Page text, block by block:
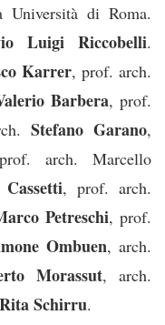
Università di Roma.
Luigi Riccobelli.
Karrer, prof. arch.
Barbera, prof.
Stefano Garano,
arch. Marcello
, prof. arch.
Petreschi, prof.
Ombuen, arch.
Morassut, arch.
Schirru.